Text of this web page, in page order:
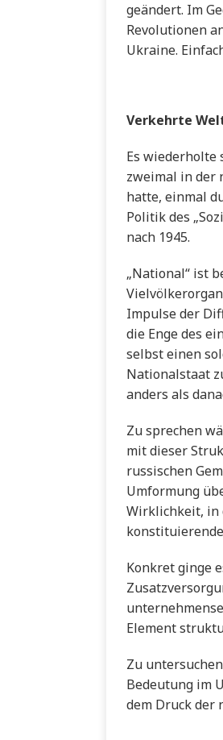
geändert. Im
Revolutionen
Ukraine.
Verkehrte
Es wiederholte
zweimal in der
hatte, einmal
Politik des
nach 1945.
„National“ ist
Impulse der
die Enge des
selbst einen
Nationalstaat
anders als
Zu sprechen
mit dieser
russischen
Umformung
Wirklichkeit, in
Konkret ginge
Element
Zu
Bedeutung im
dem Druck der